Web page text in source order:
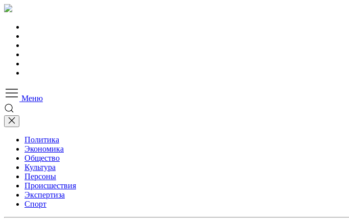
Меню
Политика
Экономика
Общество
Культура
Персоны
Происшествия
Экспертиза
Спорт